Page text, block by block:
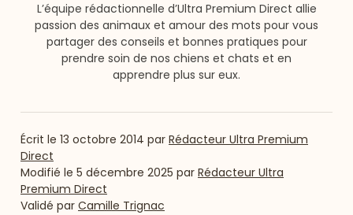
L’équipe rédactionnelle d’Ultra Premium Direct allie
passion des animaux et amour des mots pour vous
partager des conseils et bonnes pratiques pour
prendre soin de nos chiens et chats et en
apprendre plus sur eux.
Écrit le 13 octobre 2014 par Rédacteur Ultra Premium
Direct
Modifié le 5 décembre 2025 par Rédacteur Ultra
Premium Direct
Validé par Camille Trignac